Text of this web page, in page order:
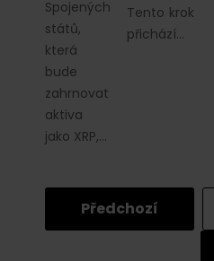
Spojených
států,
která
bude
zahrnovat
aktiva
jako XRP,…
Tento krok
přichází…
Předchozí